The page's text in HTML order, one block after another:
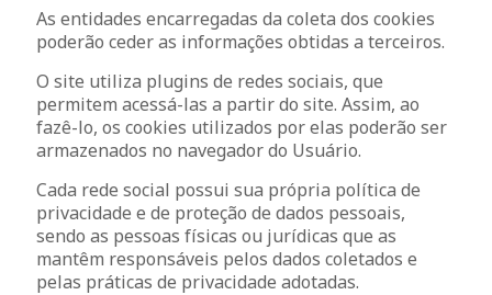
As entidades encarregadas da coleta dos cookies
poderão ceder as informações obtidas a terceiros.
O site utiliza plugins de redes sociais, que
permitem acessá-las a partir do site. Assim, ao
fazê-lo, os cookies utilizados por elas poderão ser
armazenados no navegador do Usuário.
Cada rede social possui sua própria política de
privacidade e de proteção de dados pessoais,
sendo as pessoas físicas ou jurídicas que as
mantêm responsáveis pelos dados coletados e
pelas práticas de privacidade adotadas.